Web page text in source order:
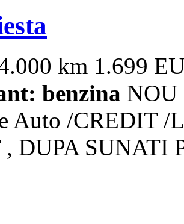
km 1.699
benzina NOU
Auto /CREDIT /
DUPA SUNATI